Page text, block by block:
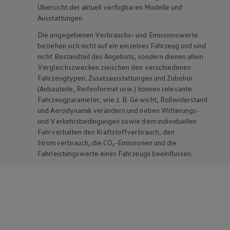
Übersicht der aktuell verfügbaren Modelle und
Ausstattungen.
Die angegebenen Verbrauchs- und Emissionswerte
beziehen sich nicht auf ein einzelnes Fahrzeug und sind
nicht Bestandteil des Angebots, sondern dienen allein
Vergleichszwecken zwischen den verschiedenen
Fahrzeugtypen. Zusatzausstattungen und Zubehör
(Anbauteile, Reifenformat usw.) können relevante
Fahrzeugparameter, wie z. B. Gewicht, Rollwiderstand
und Aerodynamik verändern und neben Witterungs-
und Verkehrsbedingungen sowie dem individuellen
Fahrverhalten den Kraftstoffverbrauch, den
Stromverbrauch, die CO₂-Emissionen und die
Fahrleistungswerte eines Fahrzeugs beeinflussen.